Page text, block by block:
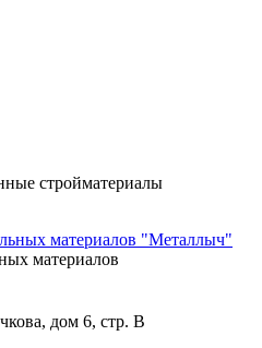
стройматериалы
материалов
дом 6, стр. В